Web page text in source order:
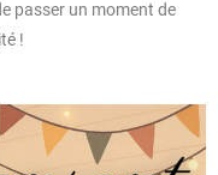
passer un moment de
!